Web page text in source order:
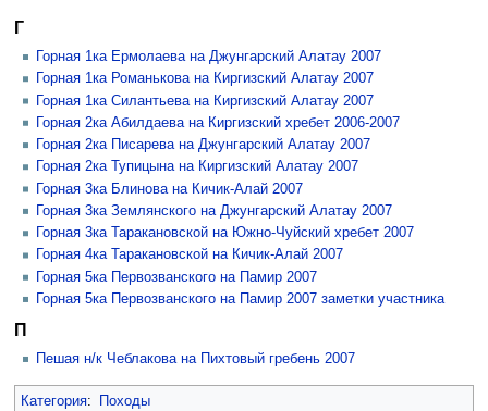
Г
Горная 1ка Ермолаева на Джунгарский Алатау 2007
Горная 1ка Романькова на Киргизский Алатау 2007
Горная 1ка Силантьева на Киргизский Алатау 2007
Горная 2ка Абилдаева на Киргизский хребет 2006-2007
Горная 2ка Писарева на Джунгарский Алатау 2007
Горная 2ка Тупицына на Киргизский Алатау 2007
Горная 3ка Блинова на Кичик-Алай 2007
Горная 3ка Землянского на Джунгарский Алатау 2007
Горная 3ка Таракановской на Южно-Чуйский хребет 2007
Горная 4ка Таракановской на Кичик-Алай 2007
Горная 5ка Первозванского на Памир 2007
Горная 5ка Первозванского на Памир 2007 заметки участника
П
Пешая н/к Чеблакова на Пихтовый гребень 2007
Категория: Походы